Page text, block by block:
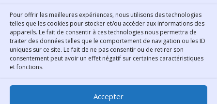
Pour offrir les meilleures expériences, nous utilisons des technologies
telles que les cookies pour stocker et/ou accéder aux informations des
appareils. Le fait de consentir à ces technologies nous permettra de
traiter des données telles que le comportement de navigation ou les ID
uniques sur ce site. Le fait de ne pas consentir ou de retirer son
consentement peut avoir un effet négatif sur certaines caractéristiques
et fonctions.
Accepter
L'Horloge de Tassin-la-